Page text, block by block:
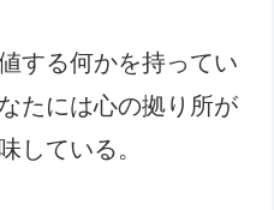
する何かを持ってい
たには心の拠り所が
している。